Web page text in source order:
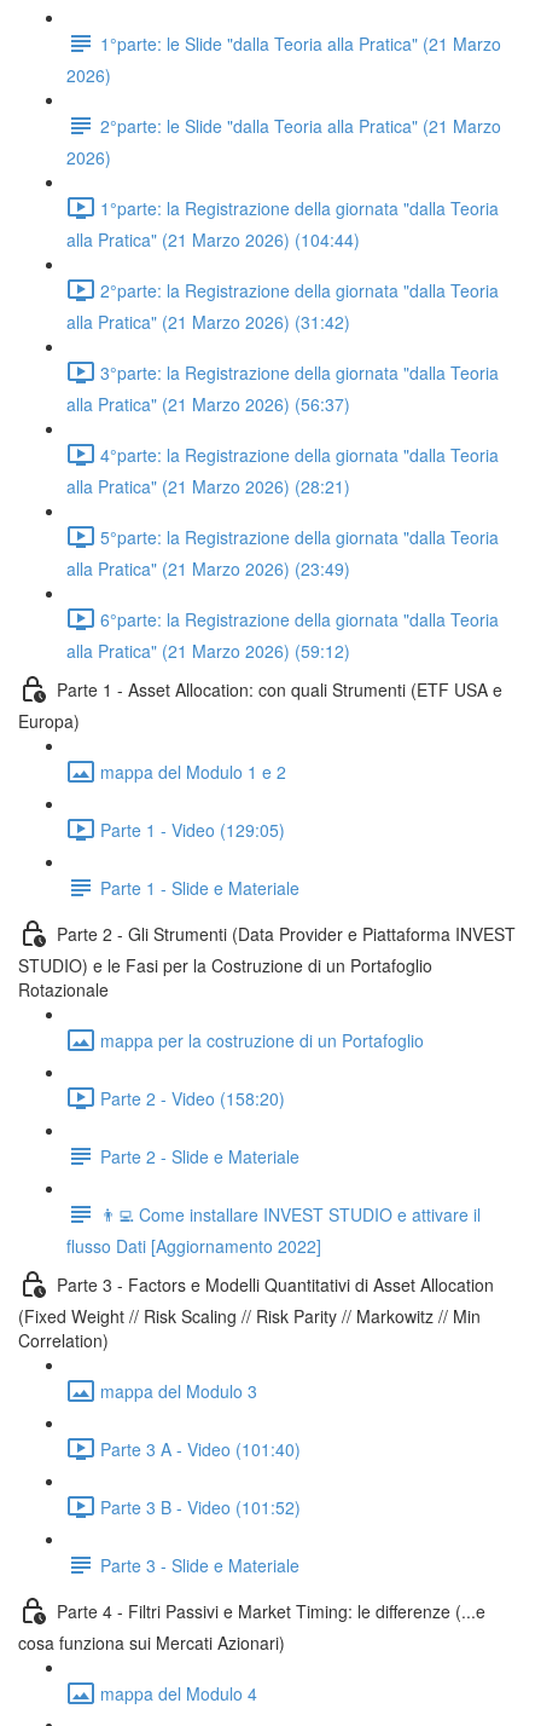
1°parte: le Slide "dalla Teoria alla Pratica" (21 Marzo
2026)
2°parte: le Slide "dalla Teoria alla Pratica" (21 Marzo
2026)
1°parte: la Registrazione della giornata "dalla Teoria
alla Pratica" (21 Marzo 2026) (104:44)
2°parte: la Registrazione della giornata "dalla Teoria
alla Pratica" (21 Marzo 2026) (31:42)
3°parte: la Registrazione della giornata "dalla Teoria
alla Pratica" (21 Marzo 2026) (56:37)
4°parte: la Registrazione della giornata "dalla Teoria
alla Pratica" (21 Marzo 2026) (28:21)
5°parte: la Registrazione della giornata "dalla Teoria
alla Pratica" (21 Marzo 2026) (23:49)
6°parte: la Registrazione della giornata "dalla Teoria
alla Pratica" (21 Marzo 2026) (59:12)
Parte 1 - Asset Allocation: con quali Strumenti (ETF USA e
Europa)
mappa del Modulo 1 e 2
Parte 1 - Video (129:05)
Parte 1 - Slide e Materiale
Parte 2 - Gli Strumenti (Data Provider e Piattaforma INVEST
STUDIO) e le Fasi per la Costruzione di un Portafoglio
Rotazionale
mappa per la costruzione di un Portafoglio
Parte 2 - Video (158:20)
Parte 2 - Slide e Materiale
👨‍💻 Come installare INVEST STUDIO e attivare il
flusso Dati [Aggiornamento 2022]
Parte 3 - Factors e Modelli Quantitativi di Asset Allocation
(Fixed Weight // Risk Scaling // Risk Parity // Markowitz // Min
Correlation)
mappa del Modulo 3
Parte 3 A - Video (101:40)
Parte 3 B - Video (101:52)
Parte 3 - Slide e Materiale
Parte 4 - Filtri Passivi e Market Timing: le differenze (...e
cosa funziona sui Mercati Azionari)
mappa del Modulo 4